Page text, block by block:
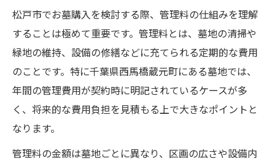
松戸市でお墓購入を検討する際、管理料の仕組みを理解
することは極めて重要です。管理料とは、墓地の清掃や
緑地の維持、設備の修繕などに充てられる定期的な費用
のことです。特に千葉県西馬橋蔵元町にある墓地では、
年間の管理費用が契約時に明記されているケースが多
く、将来的な費用負担を見積もる上で大きなポイントと
なります。
管理料の金額は墓地ごとに異なり、区画の広さや設備内